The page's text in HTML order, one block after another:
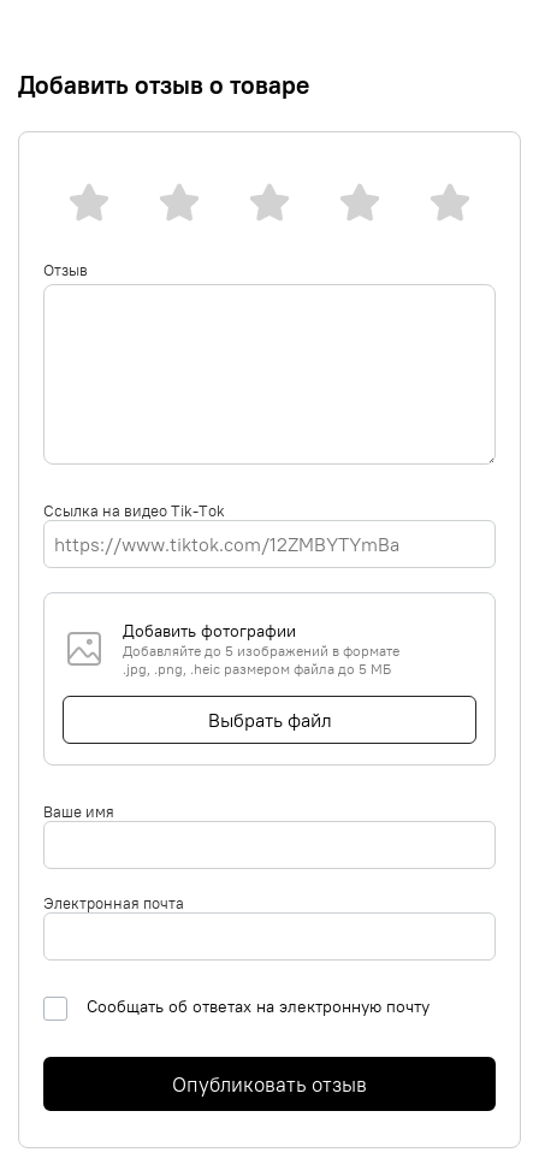
Triethoxycaprylylsilane, Triethoxysilylethyl
Polydimethylsiloxyethyl Dimethicone, BHT, Alumina,
Iron Oxides, Mica.
Добавить отзыв о товаре
Отзыв
Ссылка на видео Tik-Tok
Добавить фотографии
Добавляйте до 5 изображений в формате
.jpg, .png, .heic размером файла до 5 МБ
Выбрать файл
Ваше имя
Электронная почта
Сообщать об ответах на электронную почту
Опубликовать отзыв